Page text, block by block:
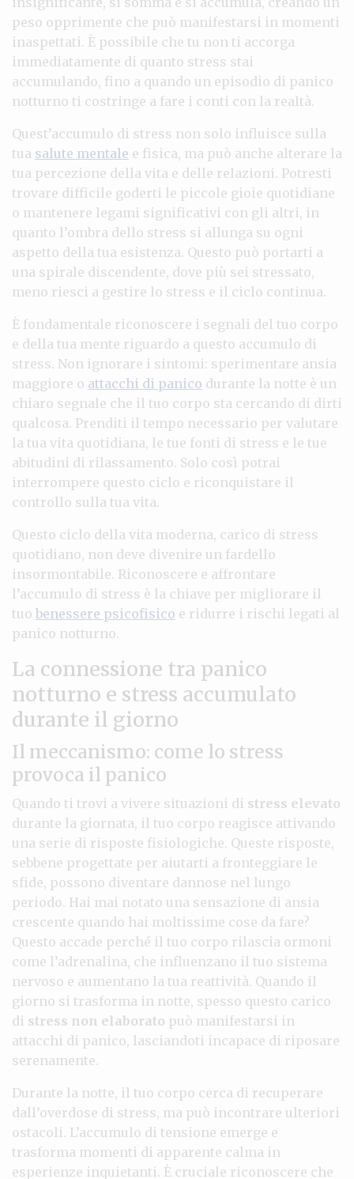
peso opprimente che può manifestarsi in momenti
inaspettati. È possibile che tu non ti accorga
immediatamente di quanto stress stai
accumulando, fino a quando un episodio di panico
notturno ti costringe a fare i conti con la realtà.
Quest’accumulo di stress non solo influisce sulla
tua salute mentale e fisica, ma può anche alterare la
tua percezione della vita e delle relazioni. Potresti
trovare difficile goderti le piccole gioie quotidiane
o mantenere legami significativi con gli altri, in
quanto l’ombra dello stress si allunga su ogni
aspetto della tua esistenza. Questo può portarti a
una spirale discendente, dove più sei stressato,
meno riesci a gestire lo stress e il ciclo continua.
È fondamentale riconoscere i segnali del tuo corpo
e della tua mente riguardo a questo accumulo di
stress. Non ignorare i sintomi: sperimentare ansia
maggiore o attacchi di panico durante la notte è un
chiaro segnale che il tuo corpo sta cercando di dirti
qualcosa. Prenditi il tempo necessario per valutare
la tua vita quotidiana, le tue fonti di stress e le tue
abitudini di rilassamento. Solo così potrai
interrompere questo ciclo e riconquistare il
controllo sulla tua vita.
Questo ciclo della vita moderna, carico di stress
quotidiano, non deve divenire un fardello
insormontabile. Riconoscere e affrontare
l’accumulo di stress è la chiave per migliorare il
tuo benessere psicofisico e ridurre i rischi legati al
panico notturno.
La connessione tra panico
notturno e stress accumulato
durante il giorno
Il meccanismo: come lo stress
provoca il panico
Quando ti trovi a vivere situazioni di stress elevato
durante la giornata, il tuo corpo reagisce attivando
una serie di risposte fisiologiche. Queste risposte,
sebbene progettate per aiutarti a fronteggiare le
sfide, possono diventare dannose nel lungo
periodo. Hai mai notato una sensazione di ansia
crescente quando hai moltissime cose da fare?
Questo accade perché il tuo corpo rilascia ormoni
come l’adrenalina, che influenzano il tuo sistema
nervoso e aumentano la tua reattività. Quando il
giorno si trasforma in notte, spesso questo carico
di stress non elaborato può manifestarsi in
attacchi di panico, lasciandoti incapace di riposare
serenamente.
Durante la notte, il tuo corpo cerca di recuperare
dall’overdose di stress, ma può incontrare ulteriori
ostacoli. L’accumulo di tensione emerge e
trasforma momenti di apparente calma in
esperienze inquietanti. È cruciale riconoscere che